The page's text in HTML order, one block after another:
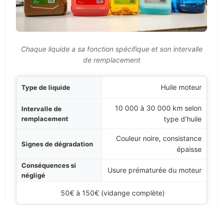
Chaque liquide a sa fonction spécifique et son intervalle
de remplacement
Coût moyen
Huile moteur
10 000 à 30 000 km selon
type d’huile
Couleur noire, consistance
épaisse
Usure prématurée du moteur
50€ à 150€ (vidange complète)